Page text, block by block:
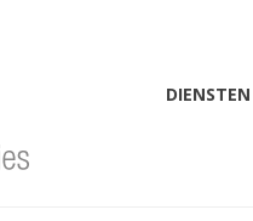
DIENSTEN